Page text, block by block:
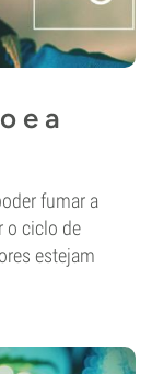
e a
fumar a
o ciclo de
estejam